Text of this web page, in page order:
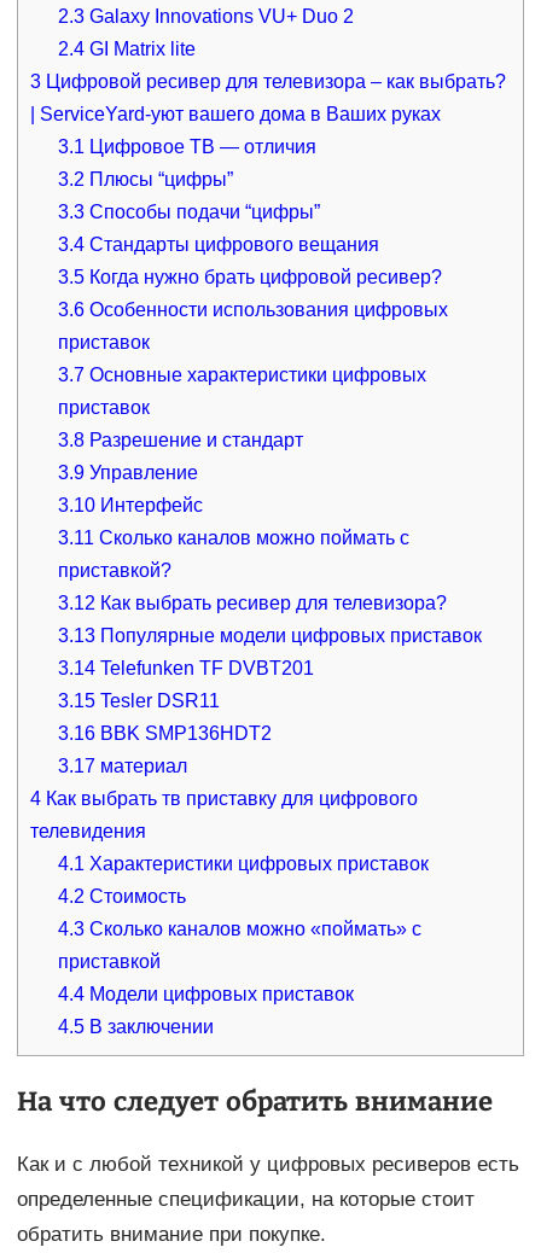
2.3 Galaxy Innovations VU+ Duo 2
2.4 GI Matrix lite
3Цифровой ресивер для телевизора – как выбрать?
| ServiceYard-уют вашего дома в Ваших руках
3.1 Цифровое ТВ — отличия
3.2 Плюсы “цифры”
3.3 Способы подачи “цифры”
3.4 Стандарты цифрового вещания
3.5 Когда нужно брать цифровой ресивер?
3.6 Особенности использования цифровых
приставок
3.7 Основные характеристики цифровых
приставок
3.8 Разрешение и стандарт
3.9 Управление
3.10 Интерфейс
3.11 Сколько каналов можно поймать с
приставкой?
3.12 Как выбрать ресивер для телевизора?
3.13 Популярные модели цифровых приставок
3.14 Telefunken TF DVBT201
3.15 Tesler DSR11
3.16 BBK SMP136HDT2
3.17 материал
4Как выбрать тв приставку для цифрового
телевидения
4.1 Характеристики цифровых приставок
4.2 Стоимость
4.3 Сколько каналов можно «поймать» с
приставкой
4.4 Модели цифровых приставок
4.5 В заключении
На что следует обратить внимание
Как и с любой техникой у цифровых ресиверов есть
определенные спецификации, на которые стоит
обратить внимание при покупке.